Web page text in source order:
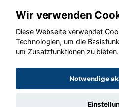
Copyright © 2026.
Wir verwenden
Diese Webseite verwendet
Technologien, um die
um Zusatzfunktionen zu bieten.
Notwendige